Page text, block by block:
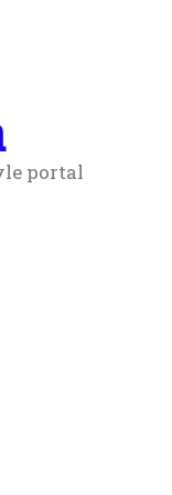
portal